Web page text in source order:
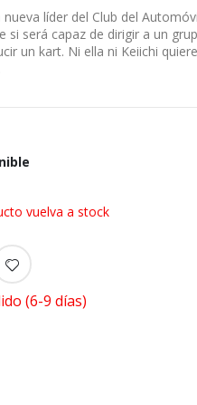
líder del Club del
si será capaz de dirigir a un
un kart. Ni ella ni Keiichi
vuelva a stock
(6-9 días)